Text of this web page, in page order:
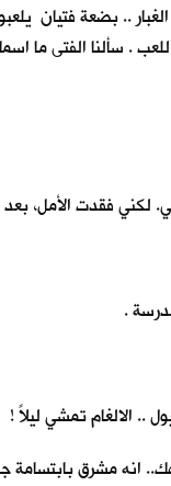
.. بضعة فتيان
. سألنا الفتى ما
لكني فقدت الأمل،
.
.. الالغام تمشي ليلاً !
انه مشرق